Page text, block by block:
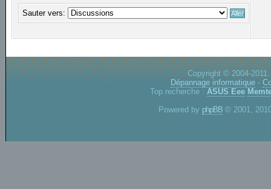
Sauter vers:
Copyright © 2004-
Dépannage informatique -
Top recherche : ASUS Eee
Powered by phpBB © 2001,